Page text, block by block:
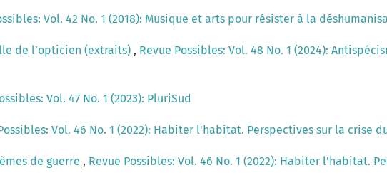
Vol. 42 No. 1 (2018): Musique et arts pour résister à la
de l’opticien (extraits) , Revue Possibles: Vol. 48 No. 1 (2024):
Vol. 47 No. 1 (2023): PluriSud
Vol. 46 No. 1 (2022): Habiter l'habitat. Perspectives sur la crise
de guerre , Revue Possibles: Vol. 46 No. 1 (2022): Habiter l'habitat.